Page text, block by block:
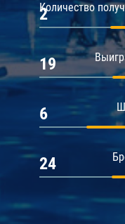
Количество
2
19
6
24